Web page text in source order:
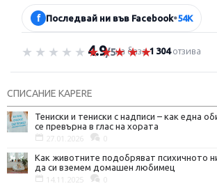
f Последвай ни във Facebook•54K
Оценка 4.9 от 5
4.9/5на база1 304отзива
СПИСАНИЕ KAPERE
Тениски и тениски с надписи – как една
се превърна в глас на хората
27.01.2026 0
Как животните подобряват психичното
да си вземем домашен любимец
14.11.2025 0